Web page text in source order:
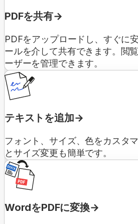
PDFを共有
PDFをアップロードし、すぐに
ールを介して共有できます。閲
ーザーを管理できます。
テキストを追加
フォント、サイズ、色をカスタ
とサイズ変更も簡単です。
WordをPDFに変換